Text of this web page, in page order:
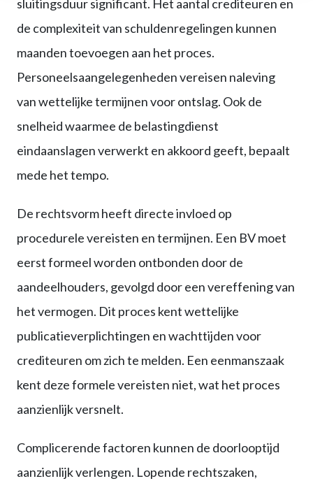
sluitingsduur significant. Het aantal crediteuren en
de complexiteit van schuldenregelingen kunnen
maanden toevoegen aan het proces.
Personeelsaangelegenheden vereisen naleving
van wettelijke termijnen voor ontslag. Ook de
snelheid waarmee de belastingdienst
eindaanslagen verwerkt en akkoord geeft, bepaalt
mede het tempo.
De rechtsvorm heeft directe invloed op
procedurele vereisten en termijnen. Een BV moet
eerst formeel worden ontbonden door de
aandeelhouders, gevolgd door een vereffening van
het vermogen. Dit proces kent wettelijke
publicatieverplichtingen en wachttijden voor
crediteuren om zich te melden. Een eenmanszaak
kent deze formele vereisten niet, wat het proces
aanzienlijk versnelt.
Complicerende factoren kunnen de doorlooptijd
aanzienlijk verlengen. Lopende rechtszaken,